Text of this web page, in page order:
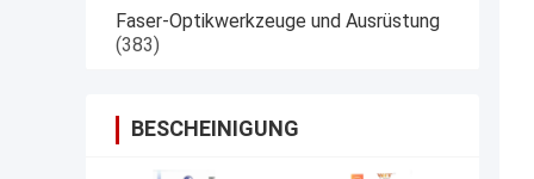
Faser-Optikwerkzeuge und Ausrüstung
(383)
BESCHEINIGUNG